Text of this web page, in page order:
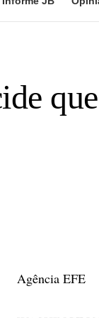
Agência EFE